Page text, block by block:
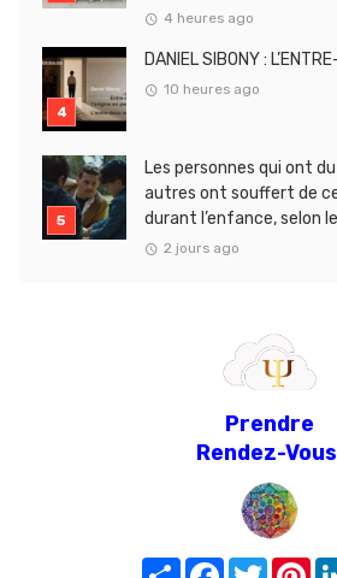
4 heures ago
DANIEL SIBONY :
10 heures ago
Les personnes qui ont
autres ont souffert de
durant l’enfance, selon
2 jours ago
Prendre
Rendez-
Share FacebookTwitter